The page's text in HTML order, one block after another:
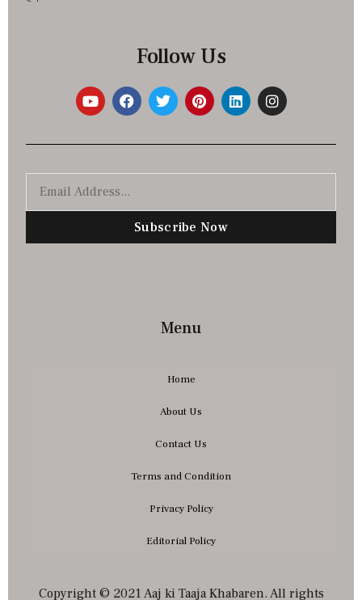
Follow Us
Subscribe Now
Menu
Home
About Us
Contact Us
Terms and Condition
Privacy Policy
Editorial Policy
Copyright © 2021 Aaj ki Taaja Khabaren. All rights